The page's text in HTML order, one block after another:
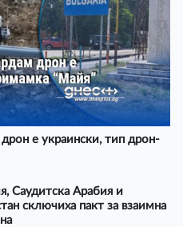
е украински, тип дрон-
Саудитска Арабия и
сключиха пакт за взаимна